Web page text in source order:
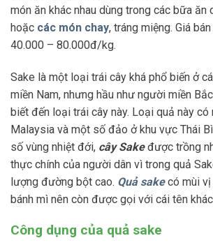
món ăn khác nhau dùng trong các bữa ăn
hoặc các món chay, tráng miệng. Giá
40.000 – 80.000đ/kg.
Sake là một loại trái cây khá phổ biến ở
miền Nam, nhưng hầu như người miền
biết đến loại trái cây này. Loại quả này
Malaysia và một số đảo ở khu vực Thái
số vùng nhiệt đới, cây Sakeđược trồng
thực chính của người dân vì trong quả
lượng đường bột cao. Quả sakecó mùi vị
bánh mì nên còn được gọi với cái tên
Công dụng của quả sake